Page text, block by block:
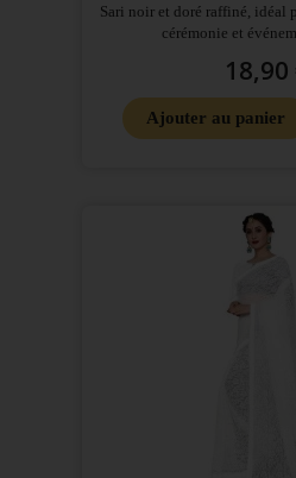
Sari noir et doré raffiné, idéal
cérémonie et
18,90
Ajouter au panier